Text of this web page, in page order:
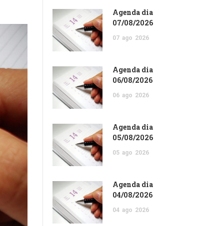
Agenda dia
07/08/2026
07 ago 2026
Agenda dia
06/08/2026
06 ago 2026
Agenda dia
05/08/2026
05 ago 2026
Agenda dia
04/08/2026
04 ago 2026